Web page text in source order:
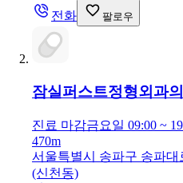
전화 팔로우
잠실퍼스트정형외과
진료 마감금요일 09:00 ~
470m
서울특별시 송파구 송파대
(신천동)